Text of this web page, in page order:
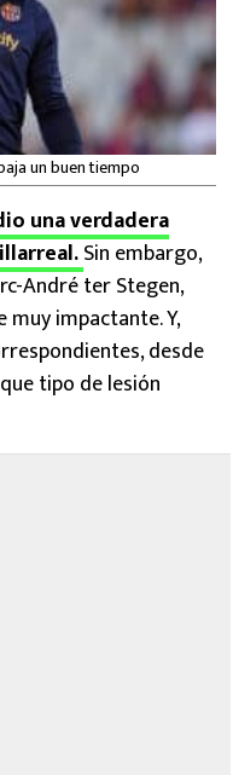
un buen tiempo
una verdadera
Sin embargo,
André ter Stegen,
impactante. Y,
desde
tipo de lesión